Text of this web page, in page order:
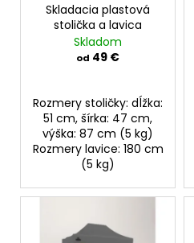
Skladacia plastová
stolička a lavica
Skladom
od 49 €
Rozmery stoličky: dĺžka:
51 cm, šírka: 47 cm,
výška: 87 cm (5 kg)
Rozmery lavice: 180 cm
(5 kg)